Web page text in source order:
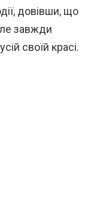
довівши, що
завжди
своїй красі.